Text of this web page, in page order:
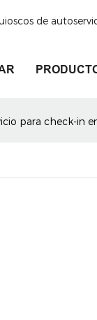
de
para check-in